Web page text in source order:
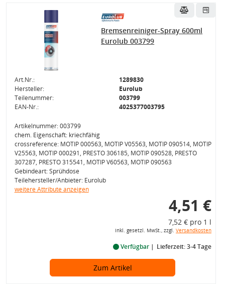
Bremsenreiniger-Spray 600ml
Eurolub 003799
Art.Nr.:
1289830
Hersteller:
Eurolub
Teilenummer:
003799
EAN-Nr.:
4025377003795
Artikelnummer: 003799
chem. Eigenschaft: kriechfähig
crossreference: MOTIP 000563, MOTIP V05563, MOTIP 090514, MOTIP
V25563, MOTIP 000291, PRESTO 306185, MOTIP 090528, PRESTO
307287, PRESTO 315541, MOTIP V60563, MOTIP 090563
Gebindeart: Sprühdose
Teilehersteller/Anbieter: Eurolub
weitere Attribute anzeigen
4,51 €
7,52 € pro 1 l
inkl. gesetzl. MwSt., zzgl. Versandkosten
Verfügbar Lieferzeit: 3-4 Tage
Zum Artikel